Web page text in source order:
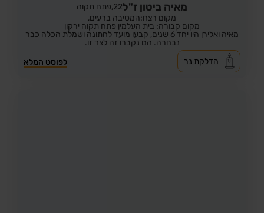
מאיה ביטון ז"ל22, פתח תקוה
מקום רצח:המסיבה ברעים,
מקום קבורה: בית העלמין פתח תקוה ירקון
מאיה ואלירן היו יחד 6 שנים, קבעו מועד לחתונה ושמלת הכלה כבר
נבחרה. הם נקברו זה לצד זו.
לפוסט המלא
הדלקת נר